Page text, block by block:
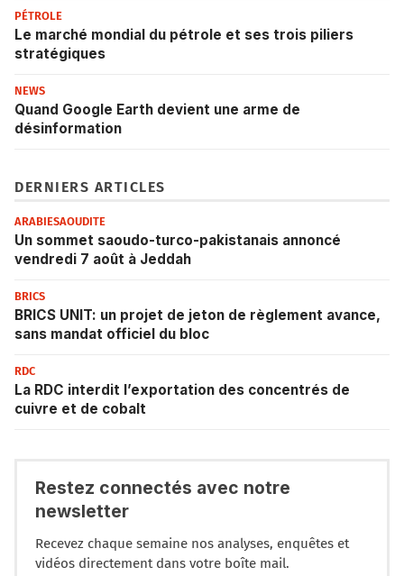
PÉTROLE
Le marché mondial du pétrole et ses trois piliers
stratégiques
NEWS
Quand Google Earth devient une arme de
désinformation
DERNIERS ARTICLES
ARABIESAOUDITE
Un sommet saoudo-turco-pakistanais annoncé
vendredi 7 août à Jeddah
BRICS
BRICS UNIT: un projet de jeton de règlement avance,
sans mandat officiel du bloc
RDC
La RDC interdit l’exportation des concentrés de
cuivre et de cobalt
Restez connectés avec notre
newsletter
Recevez chaque semaine nos analyses, enquêtes et
vidéos directement dans votre boîte mail.